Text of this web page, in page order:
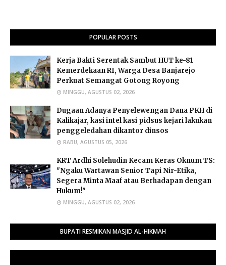
POPULAR POSTS
Kerja Bakti Serentak Sambut HUT ke-81
Kemerdekaan RI, Warga Desa Banjarejo
Perkuat Semangat Gotong Royong
MINGGU, AGUSTUS 02, 2026
Dugaan Adanya Penyelewengan Dana PKH di
Kalikajar, kasi intel kasi pidsus kejari lakukan
penggeledahan dikantor dinsos
RABU, AGUSTUS 05, 2026
​KRT Ardhi Solehudin Kecam Keras Oknum TS:
"Ngaku Wartawan Senior Tapi Nir-Etika,
Segera Minta Maaf atau Berhadapan dengan
Hukum!"
MINGGU, AGUSTUS 02, 2026
BUPATI RESMIKAN MASJID AL-HIKMAH